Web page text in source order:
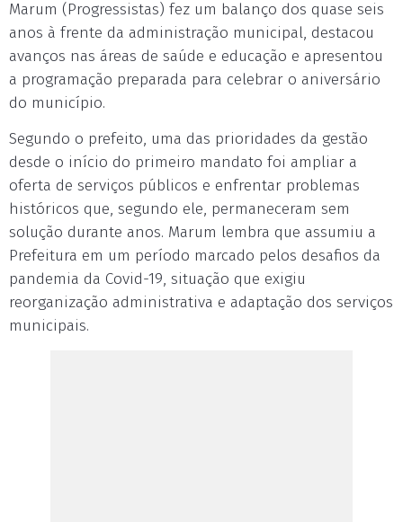
Marum (Progressistas) fez um balanço dos quase seis
anos à frente da administração municipal, destacou
avanços nas áreas de saúde e educação e apresentou
a programação preparada para celebrar o aniversário
do município.
Segundo o prefeito, uma das prioridades da gestão
desde o início do primeiro mandato foi ampliar a
oferta de serviços públicos e enfrentar problemas
históricos que, segundo ele, permaneceram sem
solução durante anos. Marum lembra que assumiu a
Prefeitura em um período marcado pelos desafios da
pandemia da Covid-19, situação que exigiu
reorganização administrativa e adaptação dos serviços
municipais.